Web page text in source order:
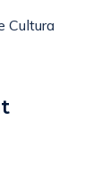
Cultura